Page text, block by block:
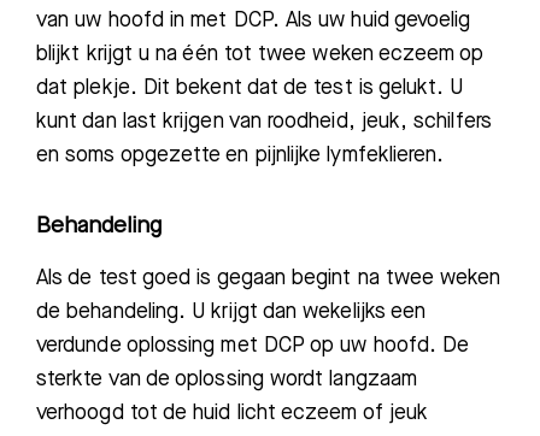
van uw hoofd in met DCP. Als uw huid gevoelig
blijkt krijgt u na één tot twee weken eczeem op
dat plekje. Dit bekent dat de test is gelukt. U
kunt dan last krijgen van roodheid, jeuk, schilfers
en soms opgezette en pijnlijke lymfeklieren.
Behandeling
Als de test goed is gegaan begint na twee weken
de behandeling. U krijgt dan wekelijks een
verdunde oplossing met DCP op uw hoofd. De
sterkte van de oplossing wordt langzaam
verhoogd tot de huid licht eczeem of jeuk